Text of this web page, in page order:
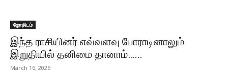
ஜோதிடம்
இந்த ராசியினர் எவ்வளவு போராடினாலும்
இறுதியில் தனிமை தானாம்…...
March 16, 2026